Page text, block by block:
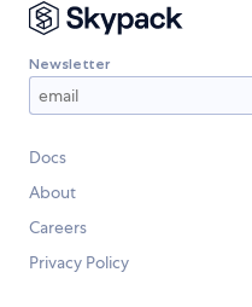
Newsletter
Docs
About
Careers
Privacy Policy